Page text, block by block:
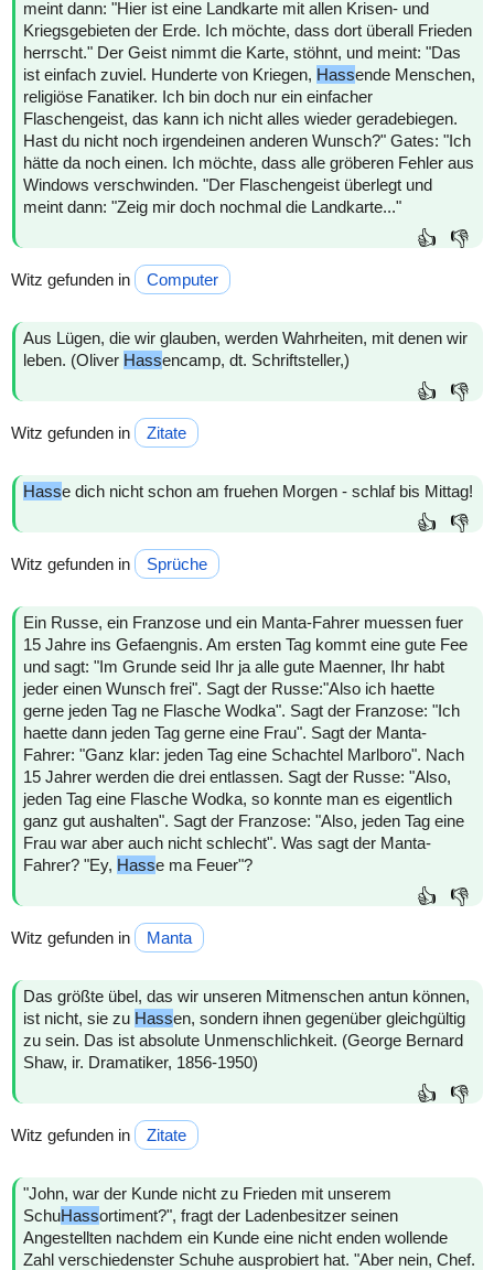
meint dann: "Hier ist eine Landkarte mit allen Krisen- und
Kriegsgebieten der Erde. Ich möchte, dass dort überall Frieden
herrscht." Der Geist nimmt die Karte, stöhnt, und meint: "Das
ist einfach zuviel. Hunderte von Kriegen, Hassende Menschen,
religiöse Fanatiker. Ich bin doch nur ein einfacher
Flaschengeist, das kann ich nicht alles wieder geradebiegen.
Hast du nicht noch irgendeinen anderen Wunsch?" Gates: "Ich
hätte da noch einen. Ich möchte, dass alle gröberen Fehler aus
Windows verschwinden. "Der Flaschengeist überlegt und
meint dann: "Zeig mir doch nochmal die Landkarte..."
👍 👎
Witz gefunden in Computer
Aus Lügen, die wir glauben, werden Wahrheiten, mit denen wir
leben. (Oliver Hassencamp, dt. Schriftsteller,)
👍 👎
Witz gefunden in Zitate
Hasse dich nicht schon am fruehen Morgen - schlaf bis Mittag!
👍 👎
Witz gefunden in Sprüche
Ein Russe, ein Franzose und ein Manta-Fahrer muessen fuer
15 Jahre ins Gefaengnis. Am ersten Tag kommt eine gute Fee
und sagt: "Im Grunde seid Ihr ja alle gute Maenner, Ihr habt
jeder einen Wunsch frei". Sagt der Russe:"Also ich haette
gerne jeden Tag ne Flasche Wodka". Sagt der Franzose: "Ich
haette dann jeden Tag gerne eine Frau". Sagt der Manta-
Fahrer: "Ganz klar: jeden Tag eine Schachtel Marlboro". Nach
15 Jahrer werden die drei entlassen. Sagt der Russe: "Also,
jeden Tag eine Flasche Wodka, so konnte man es eigentlich
ganz gut aushalten". Sagt der Franzose: "Also, jeden Tag eine
Frau war aber auch nicht schlecht". Was sagt der Manta-
Fahrer? "Ey, Hasse ma Feuer"?
👍 👎
Witz gefunden in Manta
Das größte übel, das wir unseren Mitmenschen antun können,
ist nicht, sie zu Hassen, sondern ihnen gegenüber gleichgültig
zu sein. Das ist absolute Unmenschlichkeit. (George Bernard
Shaw, ir. Dramatiker, 1856-1950)
👍 👎
Witz gefunden in Zitate
"John, war der Kunde nicht zu Frieden mit unserem
SchuHassortiment?", fragt der Ladenbesitzer seinen
Angestellten nachdem ein Kunde eine nicht enden wollende
Zahl verschiedenster Schuhe ausprobiert hat. "Aber nein, Chef.